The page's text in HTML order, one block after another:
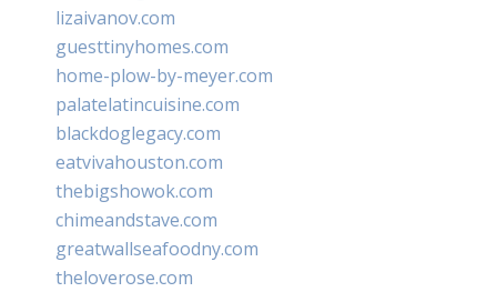
lizaivanov.com
guesttinyhomes.com
home-plow-by-meyer.com
palatelatincuisine.com
blackdoglegacy.com
eatvivahouston.com
thebigshowok.com
chimeandstave.com
greatwallseafoodny.com
theloverose.com